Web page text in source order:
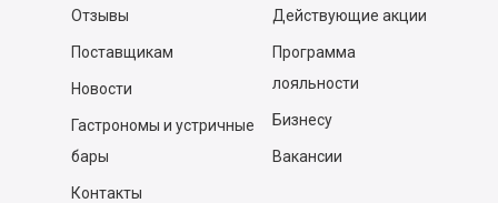
Отзывы
Поставщикам
Новости
Гастрономы и устричные
бары
Контакты
Действующие акции
Программа
лояльности
Бизнесу
Вакансии